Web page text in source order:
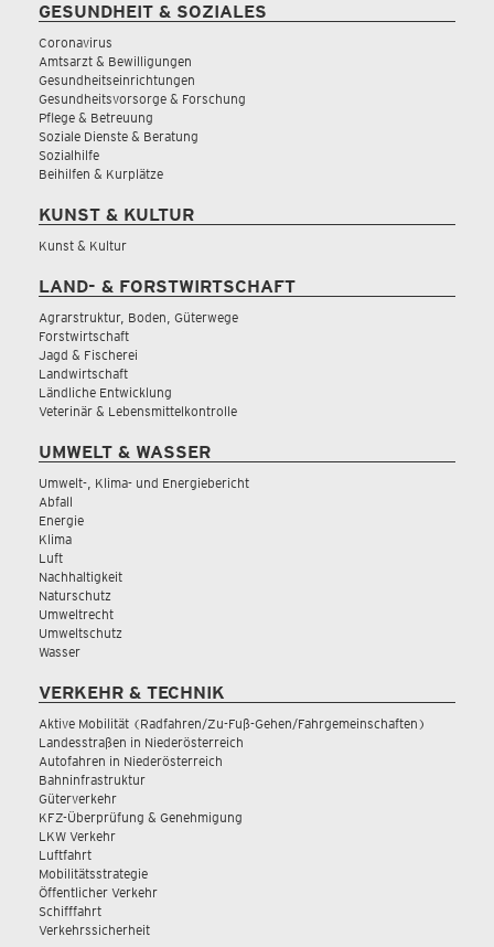
GESUNDHEIT & SOZIALES
Coronavirus
Amtsarzt & Bewilligungen
Gesundheitseinrichtungen
Gesundheitsvorsorge & Forschung
Pflege & Betreuung
Soziale Dienste & Beratung
Sozialhilfe
Beihilfen & Kurplätze
KUNST & KULTUR
Kunst & Kultur
LAND- & FORSTWIRTSCHAFT
Agrarstruktur, Boden, Güterwege
Forstwirtschaft
Jagd & Fischerei
Landwirtschaft
Ländliche Entwicklung
Veterinär & Lebensmittelkontrolle
UMWELT & WASSER
Umwelt-, Klima- und Energiebericht
Abfall
Energie
Klima
Luft
Nachhaltigkeit
Naturschutz
Umweltrecht
Umweltschutz
Wasser
VERKEHR & TECHNIK
Aktive Mobilität (Radfahren/Zu-Fuß-Gehen/Fahrgemeinschaften)
Landesstraßen in Niederösterreich
Autofahren in Niederösterreich
Bahninfrastruktur
Güterverkehr
KFZ-Überprüfung & Genehmigung
LKW Verkehr
Luftfahrt
Mobilitätsstrategie
Öffentlicher Verkehr
Schifffahrt
Verkehrssicherheit